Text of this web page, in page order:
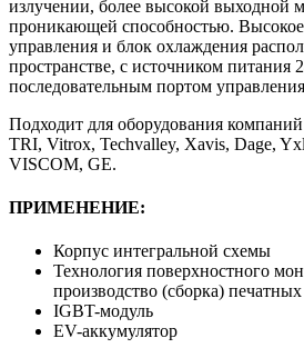
излучении, более высокой выходной
проникающей способностью.
управления и блок охлаждения
пространстве, с источником питания
последовательным портом
Подходит для оборудования компаний
TRI, Vitrox, Techvalley, Xavis, Dage,
VISCOM, GE.
ПРИМЕНЕНИЕ:
Корпус интегральной схемы
Технология поверхностного
производство (сборка)
IGBT-модуль
EV-аккумулятор